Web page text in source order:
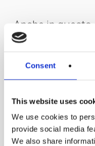
Consent
This website uses
We use cookies to
provide social media
We also share
Anche in
dare ascolto
pavimento non è
manca lo
scarico.